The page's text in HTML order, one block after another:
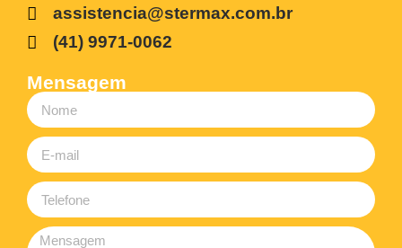
assistencia@stermax.com.br
(41) 9971-0062
Mensagem